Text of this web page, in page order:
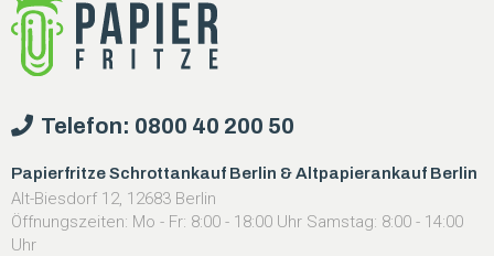
Telefon: 0800 40 200 50
Papierfritze Schrottankauf Berlin & Altpapierankauf Berlin
Alt-Biesdorf 12, 12683 Berlin
Öffnungszeiten: Mo - Fr: 8:00 - 18:00 Uhr Samstag: 8:00 - 14:00
Uhr